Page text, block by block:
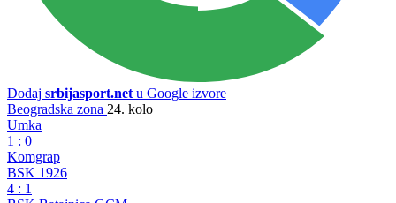
Dodaj srbijasport.net u Google izvore
Beogradska zona 24. kolo
Umka
1 : 0
Komgrap
BSK 1926
4 : 1